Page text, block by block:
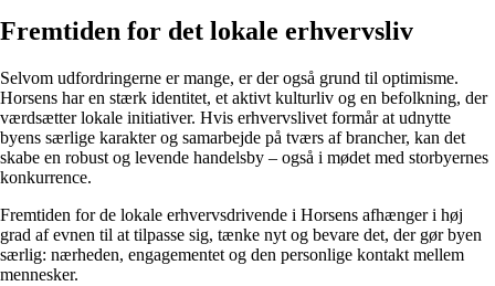
Fremtiden for det lokale erhvervsliv
Selvom udfordringerne er mange, er der også grund til optimisme.
Horsens har en stærk identitet, et aktivt kulturliv og en befolkning, der
værdsætter lokale initiativer. Hvis erhvervslivet formår at udnytte
byens særlige karakter og samarbejde på tværs af brancher, kan det
skabe en robust og levende handelsby – også i mødet med storbyernes
konkurrence.
Fremtiden for de lokale erhvervsdrivende i Horsens afhænger i høj
grad af evnen til at tilpasse sig, tænke nyt og bevare det, der gør byen
særlig: nærheden, engagementet og den personlige kontakt mellem
mennesker.